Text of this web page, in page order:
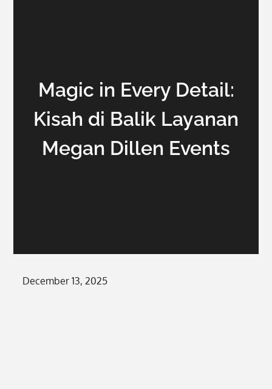
Magic in Every Detail:
Kisah di Balik Layanan
Megan Dillen Events
Posted
December 13, 2025